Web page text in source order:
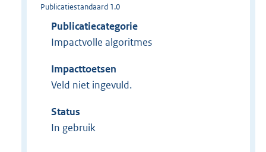
Publicatiestandaard 1.0
Publicatiecategorie
Impactvolle algoritmes
Impacttoetsen
Veld niet ingevuld.
Status
In gebruik